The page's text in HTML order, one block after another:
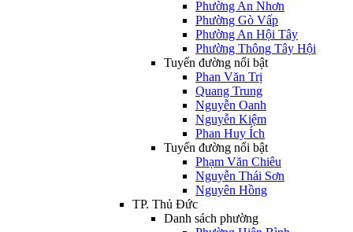
Phường An Nhơn
Phường Gò Vấp
Phường An Hội Tây
Phường Thông Tây Hội
Tuyến đường nổi bật
Phan Văn Trị
Quang Trung
Nguyễn Oanh
Nguyễn Kiệm
Phan Huy Ích
Tuyến đường nổi bật
Phạm Văn Chiêu
Nguyễn Thái Sơn
Nguyên Hồng
TP. Thủ Đức
Danh sách phường